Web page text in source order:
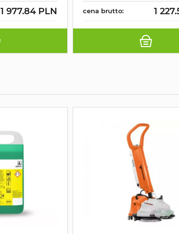
1 977.84 PLN cena brutto: 1